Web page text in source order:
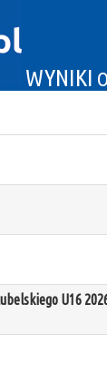
WYNIKI
U16